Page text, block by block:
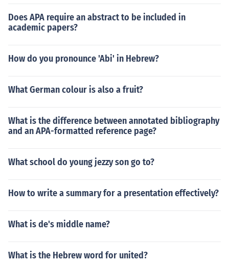
Espanya matapos ang ekspedisyon, dala ang balita ng
kanilang paglalakbay at mga natuklasan.
Does APA require an abstract to be included in
academic papers?
How do you pronounce 'Abi' in Hebrew?
What German colour is also a fruit?
What is the difference between annotated bibliography
and an APA-formatted reference page?
What school do young jezzy son go to?
How to write a summary for a presentation effectively?
What is de's middle name?
What is the Hebrew word for united?